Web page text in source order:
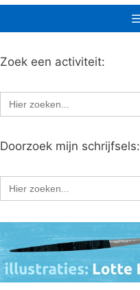
Zoek een activiteit:
Zoek
naar:
Doorzoek mijn schrijfsels:
Zoek
naar: